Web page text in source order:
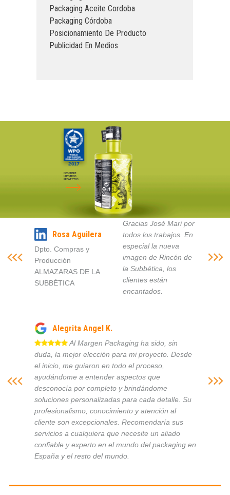
Packaging Aceite Cordoba
Packaging Córdoba
Posicionamiento De Producto
Publicidad En Medios
DESCUBRE
NUESTROS
PROYECTOS
Rosa Aguilera
Dpto. Compras y
Producción
ALMAZARAS DE LA
SUBBÉTICA
Gracias José Mari por
todos los trabajos. En
especial la nueva
imagen de Rincón de
la Subbética, los
clientes están
encantados.
Alegrita Angel K.
Al Margen Packaging ha sido, sin
duda, la mejor elección para mi proyecto. Desde
el inicio, me guiaron en todo el proceso,
ayudándome a entender aspectos que
desconocía por completo y brindándome
soluciones personalizadas para cada detalle. Su
profesionalismo, conocimiento y atención al
cliente son excepcionales. Recomendaría sus
servicios a cualquiera que necesite un aliado
confiable y experto en el mundo del packaging en
España y el resto del mundo.